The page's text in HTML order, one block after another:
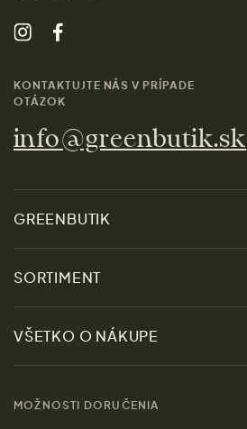
KONTAKTUJTE NÁS V PRÍPADE
OTÁZOK
info@greenbutik.sk
GREENBUTIK
Udržateľnosť
Kontakt
SORTIMENT
Zľavy
Ženy
Muži
VŠETKO O NÁKUPE
MOŽNOSTI DORUČENIA